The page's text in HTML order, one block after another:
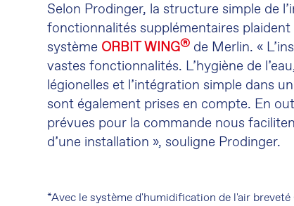
Selon Prodinger, la structure simple de
fonctionnalités supplémentaires
système ORBIT WING® de Merlin. «
vastes fonctionnalités. L’hygiène de
légionelles et l’intégration simple dans
sont également prises en compte. En
prévues pour la commande nous
d’une installation », souligne Prodinger.
*Avec le système d'humidification de l'air breveté